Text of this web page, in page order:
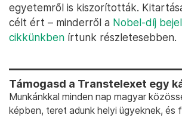
egyetemről is kiszorították.
célt ért – minderről a Nobel-díj
cikkünkben írtunk részletesebben.
Támogasd a Transtelexet egy
Munkánkkal minden nap magyar
képben, teret adunk helyi ügyeknek, és